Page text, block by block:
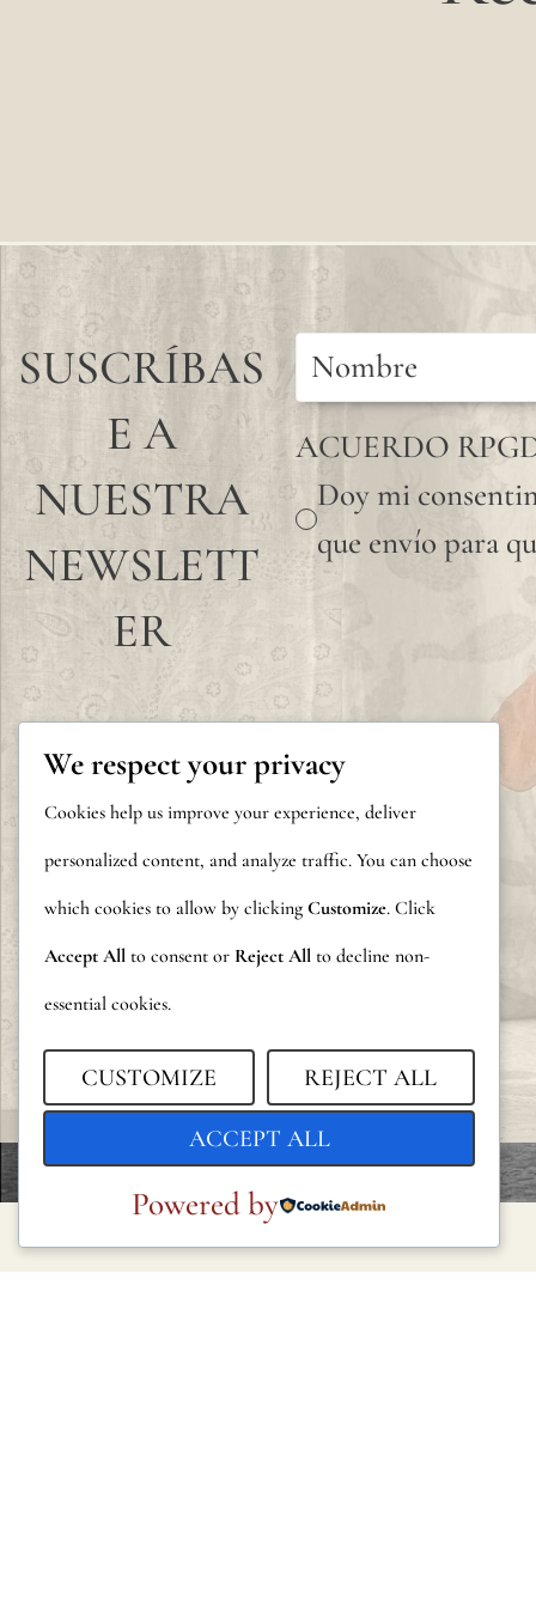
SUSCRÍBAS
E A
NUESTRA
NEWSLETT
ER
ACUERDO
Doy mi
que envío para
We respect your privacy
Cookies help us improve your experience, deliver
personalized content, and analyze traffic. You can choose
which cookies to allow by clicking Customize. Click
Accept All to consent or Reject All to decline non-
essential cookies.
CUSTOMIZE REJECT ALL
ACCEPT ALL
Powered by